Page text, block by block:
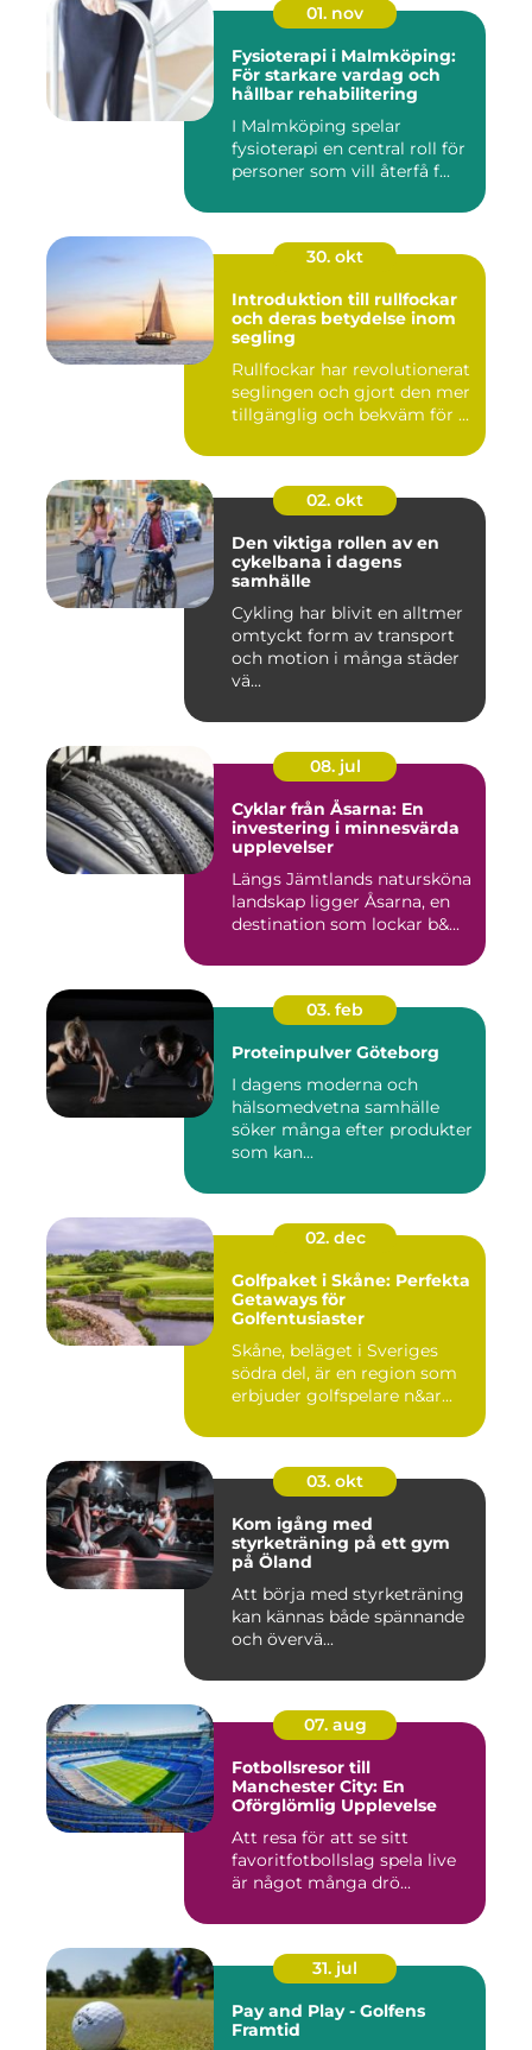
01. nov
Fysioterapi i Malmköping:
För starkare vardag och
hållbar rehabilitering
I Malmköping spelar
fysioterapi en central roll för
personer som vill återfå f...
30. okt
Introduktion till rullfockar
och deras betydelse inom
segling
Rullfockar har revolutionerat
seglingen och gjort den mer
tillgänglig och bekväm för ...
02. okt
Den viktiga rollen av en
cykelbana i dagens
samhälle
Cykling har blivit en alltmer
omtyckt form av transport
och motion i många städer
vä...
08. jul
Cyklar från Åsarna: En
investering i minnesvärda
upplevelser
Längs Jämtlands natursköna
landskap ligger Åsarna, en
destination som lockar b&...
03. feb
Proteinpulver Göteborg
I dagens moderna och
hälsomedvetna samhälle
söker många efter produkter
som kan...
02. dec
Golfpaket i Skåne: Perfekta
Getaways för
Golfentusiaster
Skåne, beläget i Sveriges
södra del, är en region som
erbjuder golfspelare n&ar...
03. okt
Kom igång med
styrketräning på ett gym
på Öland
Att börja med styrketräning
kan kännas både spännande
och övervä...
07. aug
Fotbollsresor till
Manchester City: En
Oförglömlig Upplevelse
Att resa för att se sitt
favoritfotbollslag spela live
är något många drö...
31. jul
Pay and Play - Golfens
Framtid